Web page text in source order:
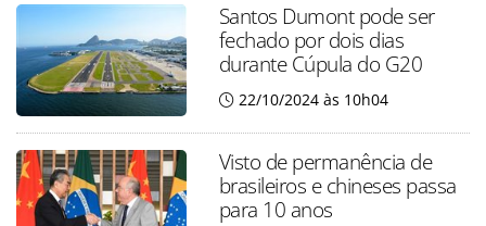
Santos Dumont pode ser
fechado por dois dias
durante Cúpula do G20
22/10/2024 às 10h04
Visto de permanência de
brasileiros e chineses passa
para 10 anos